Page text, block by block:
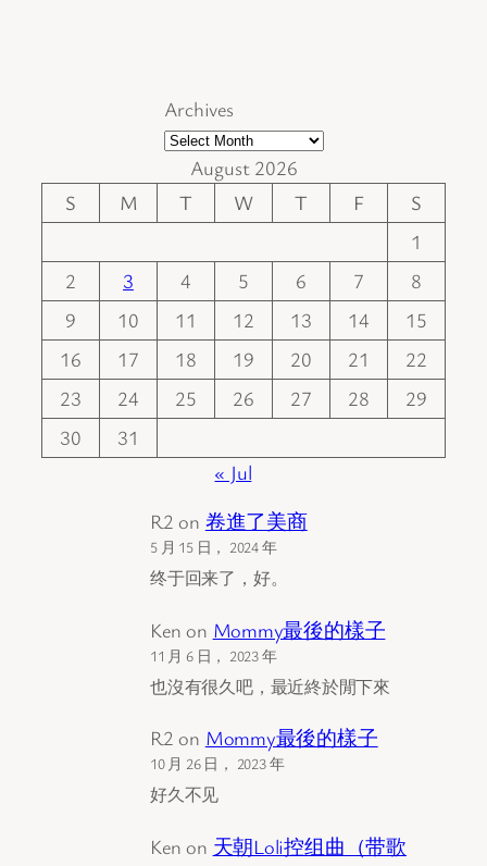
Archives
August 2026
S
M T W T F
S
1
2
3 4 5 6 7
8
9
10 11 12 13 14
15
16
17 18 19 20 21
22
23
24 25 26 27 28
29
30
31
« Jul
R2 on 卷進了美商
5 月 15 日， 2024 年
终于回来了，好。
Ken on Mommy最後的樣子
11 月 6 日， 2023 年
也沒有很久吧，最近終於閒下來
R2 on Mommy最後的樣子
10 月 26 日， 2023 年
好久不见
Ken on 天朝Loli控组曲（带歌